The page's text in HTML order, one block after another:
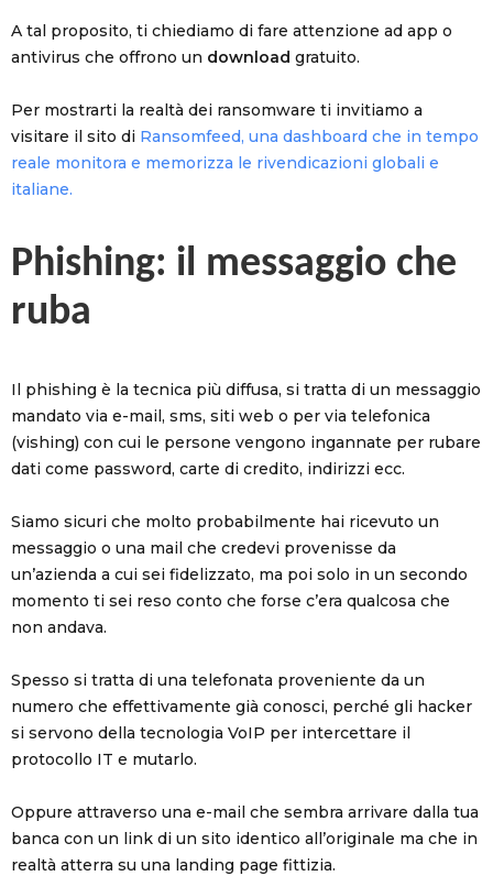
A tal proposito, ti chiediamo di fare attenzione ad app o
antivirus che offrono un download gratuito.
Per mostrarti la realtà dei ransomware ti invitiamo a
visitare il sito di Ransomfeed, una dashboard che in tempo
reale monitora e memorizza le rivendicazioni globali e
italiane.
Phishing: il messaggio che
ruba
Il phishing è la tecnica più diffusa, si tratta di un messaggio
mandato via e-mail, sms, siti web o per via telefonica
(vishing) con cui le persone vengono ingannate per rubare
dati come password, carte di credito, indirizzi ecc.
Siamo sicuri che molto probabilmente hai ricevuto un
messaggio o una mail che credevi provenisse da
un’azienda a cui sei fidelizzato, ma poi solo in un secondo
momento ti sei reso conto che forse c’era qualcosa che
non andava.
Spesso si tratta di una telefonata proveniente da un
numero che effettivamente già conosci, perché gli hacker
si servono della tecnologia VoIP per intercettare il
protocollo IT e mutarlo.
Oppure attraverso una e-mail che sembra arrivare dalla tua
banca con un link di un sito identico all’originale ma che in
realtà atterra su una landing page fittizia.